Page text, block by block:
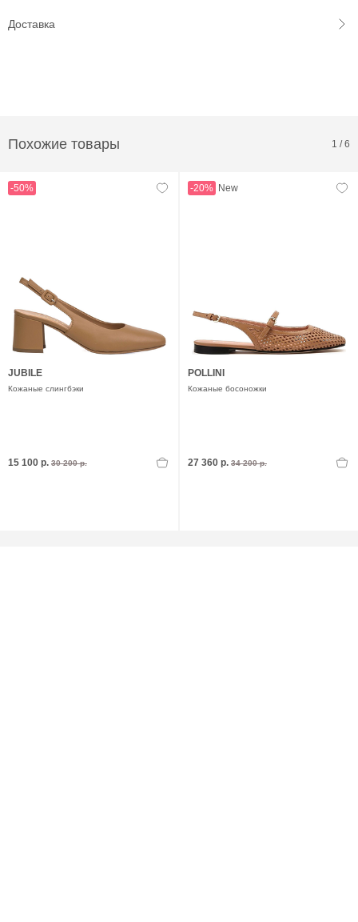
Доставка
Похожие товары 1 /6
-50%
JUBILE
Кожаные слингбэки
15 100 р. 30 200 р.
-20% New
POLLINI
Кожаные босоножки
27 360 р. 34 200 р.